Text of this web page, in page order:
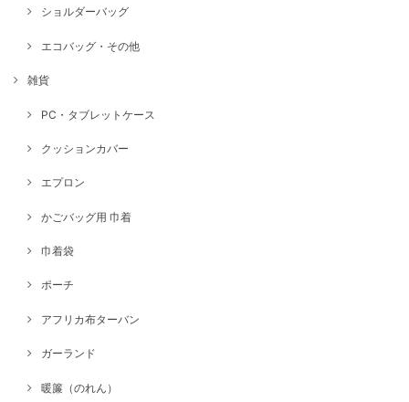
ショルダーバッグ
エコバッグ・その他
雑貨
PC・タブレットケース
クッションカバー
エプロン
かごバッグ用 巾着
巾着袋
ポーチ
アフリカ布ターバン
ガーランド
暖簾（のれん）